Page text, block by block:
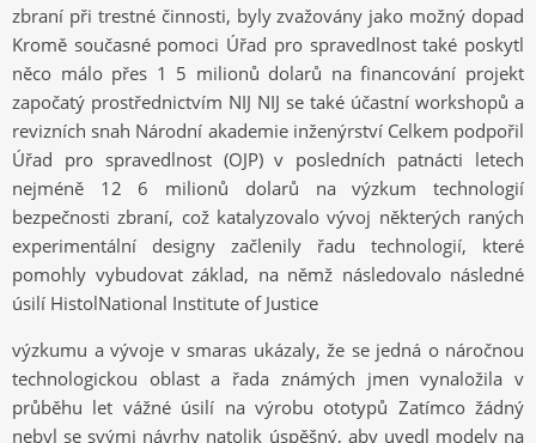
zbraní při trestné činnosti, byly zvažovány jako možný dopad
Kromě současné pomoci Úřad pro spravedlnost také poskytl
něco málo přes 1 5 milionů dolarů na financování projekt
započatý prostřednictvím NIJ NIJ se také účastní workshopů a
revizních snah Národní akademie inženýrství Celkem podpořil
Úřad pro spravedlnost (OJP) v posledních patnácti letech
nejméně 12 6 milionů dolarů na výzkum technologií
bezpečnosti zbraní, což katalyzovalo vývoj některých raných
experimentální designy začlenily řadu technologií, které
pomohly vybudovat základ, na němž následovalo následné
úsilí HistolNational Institute of Justice
výzkumu a vývoje v smaras ukázaly, že se jedná o náročnou
technologickou oblast a řada známých jmen vynaložila v
průběhu let vážné úsilí na výrobu ototypů Zatímco žádný
nebyl se svými návrhy natolik úspěšný, aby uvedl modely na